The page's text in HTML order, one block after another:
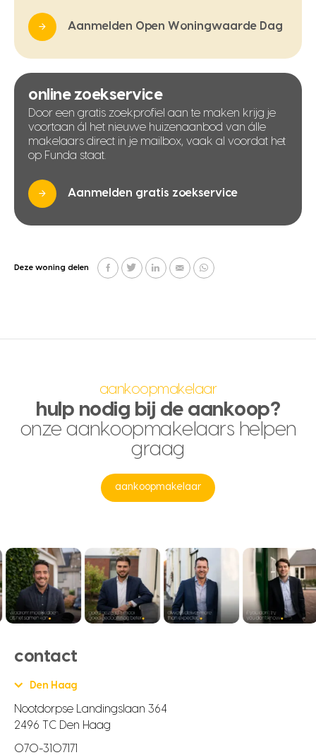
Aanmelden Open Woningwaarde Dag
online zoekservice
Door een gratis zoekprofiel aan te maken krijg je
voortaan ál het nieuwe huizenaanbod van álle
makelaars direct in je mailbox, vaak al voordat het
op Funda staat.
Aanmelden gratis zoekservice
Deze woning delen
aankoopmakelaar
hulp nodig bij de aankoop?
onze aankoopmakelaars helpen
graag
aankoopmakelaar
contact
Den Haag
Nootdorpse Landingslaan 364
2496 TC Den Haag
070-3107171